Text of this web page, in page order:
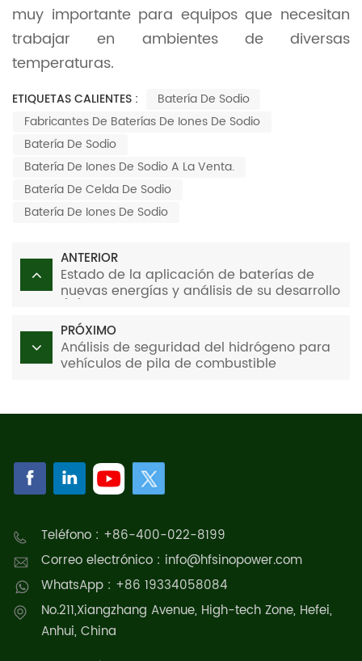
muy importante para equipos que necesitan
trabajar en ambientes de diversas
temperaturas.
ETIQUETAS CALIENTES :
Batería De Sodio
Fabricantes De Baterías De Iones De Sodio
Batería De Sodio
Batería De Iones De Sodio A La Venta.
Batería De Celda De Sodio
Batería De Iones De Sodio
ANTERIOR
Estado de la aplicación de baterías de
nuevas energías y análisis de su desarrollo
PRÓXIMO
Análisis de seguridad del hidrógeno para
vehículos de pila de combustible
Teléfono : +86-400-022-8199
Correo electrónico : info@hfsinopower.com
WhatsApp : +86 19334058084
No.211,Xiangzhang Avenue, High-tech Zone, Hefei,
Anhui, China